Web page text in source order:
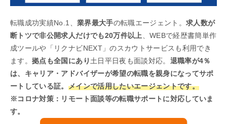
転職成功実績No.1、 業界最大手の転職エージェント。求人数が
断トツで非公開求人だけでも20万件以上
、WEBで経歴書簡単作
成ツールや「リクナビNEXT」のスカウトサービスも利用でき
ます。拠点も全国にあり 土日平日夜も面談対応。 退職率が4％
は、キャリア・アドバイザーが希望の転職を親身になってサポ
ートしている証。 メインで活用したいエージェントです。
※コロナ対策：リモート面談等の転職サポートに対応していま
す。